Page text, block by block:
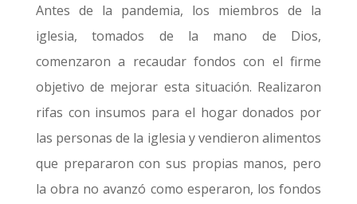
Antes de la pandemia, los miembros de la
iglesia, tomados de la mano de Dios,
comenzaron a recaudar fondos con el firme
objetivo de mejorar esta situación. Realizaron
rifas con insumos para el hogar donados por
las personas de la iglesia y vendieron alimentos
que prepararon con sus propias manos, pero
la obra no avanzó como esperaron, los fondos